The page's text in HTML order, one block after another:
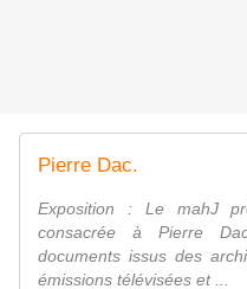
Pierre Dac.
Exposition : Le mahJ
consacrée à Pierre
documents issus des
émissions télévisées et ...